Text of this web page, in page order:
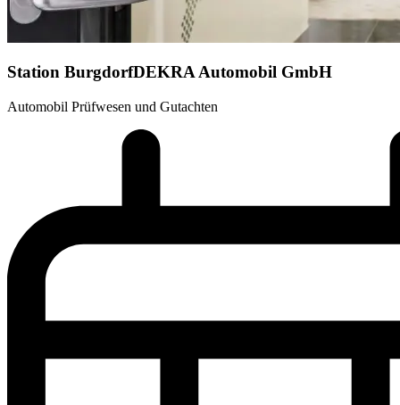
Station BurgdorfDEKRA Automobil GmbH
Automobil Prüfwesen und Gutachten